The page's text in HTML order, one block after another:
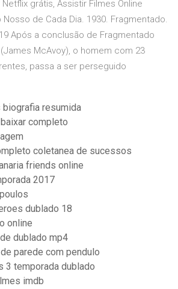
grátis, Assistir Filmes Online
Nosso de Cada Dia. 1930. Fragmentado.
Após a conclusão de Fragmentado
McAvoy), o homem com 23
passa a ser perseguido
resumida
completo
coletanea de sucessos
friends online
2017
dublado 18
online
dublado mp4
parede com pendulo
temporada dublado
imdb